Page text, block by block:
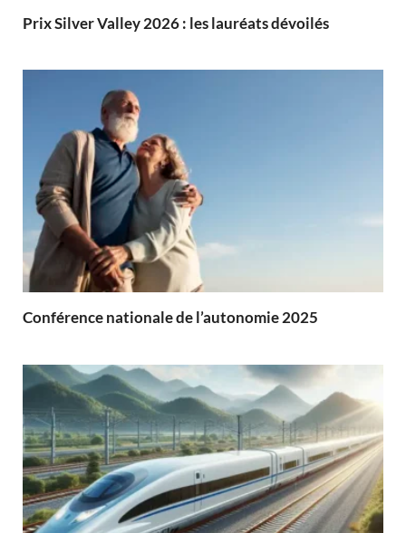
Prix Silver Valley 2026 : les lauréats dévoilés
Conférence nationale de l’autonomie 2025